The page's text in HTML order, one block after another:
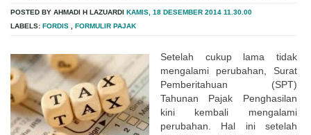
POSTED BY AHMADI H LAZUARDI KAMIS, 18 DESEMBER 2014 11.30.00
LABELS: FORDIS FORMULIR PAJAK
Setelah cukup lama tidak
mengalami perubahan, Surat
Pemberitahuan (SPT)
Tahunan Pajak Penghasilan
kini kembali mengalami
perubahan. Hal ini setelah